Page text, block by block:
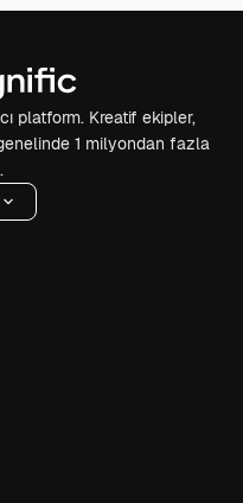
platform. Kreatif ekipler,
1 milyondan fazla